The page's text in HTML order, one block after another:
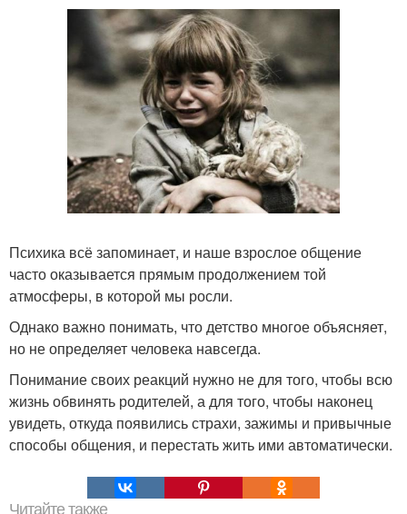
Психика всё запоминает, и наше взрослое общение
часто оказывается прямым продолжением той
атмосферы, в которой мы росли.
Однако важно понимать, что детство многое объясняет,
но не определяет человека навсегда.
Понимание своих реакций нужно не для того, чтобы всю
жизнь обвинять родителей, а для того, чтобы наконец
увидеть, откуда появились страхи, зажимы и привычные
способы общения, и перестать жить ими автоматически.
Читайте также